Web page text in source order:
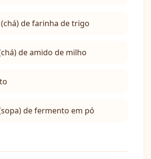
de farinha de trigo
de amido de milho
de fermento em pó